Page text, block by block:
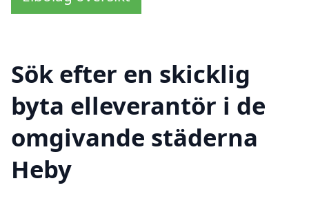
Sök efter en skicklig
byta elleverantör i de
omgivande städerna
Heby